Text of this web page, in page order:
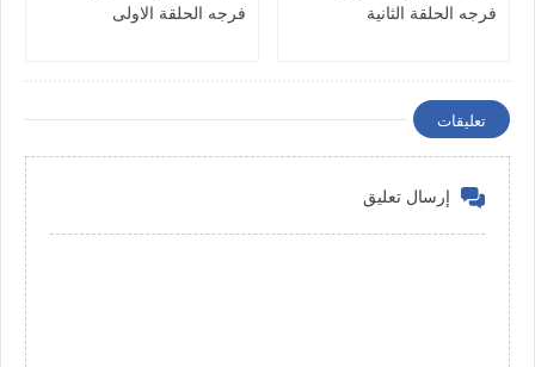
فرجه الحلقة الثانية
فرجه الحلقة الاولى
تعليقات
إرسال تعليق